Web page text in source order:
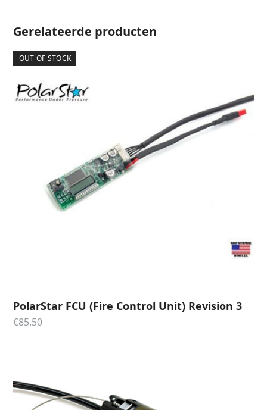
Gerelateerde producten
OUT OF STOCK
PolarStar FCU (Fire Control Unit) Revision 3
€85.50